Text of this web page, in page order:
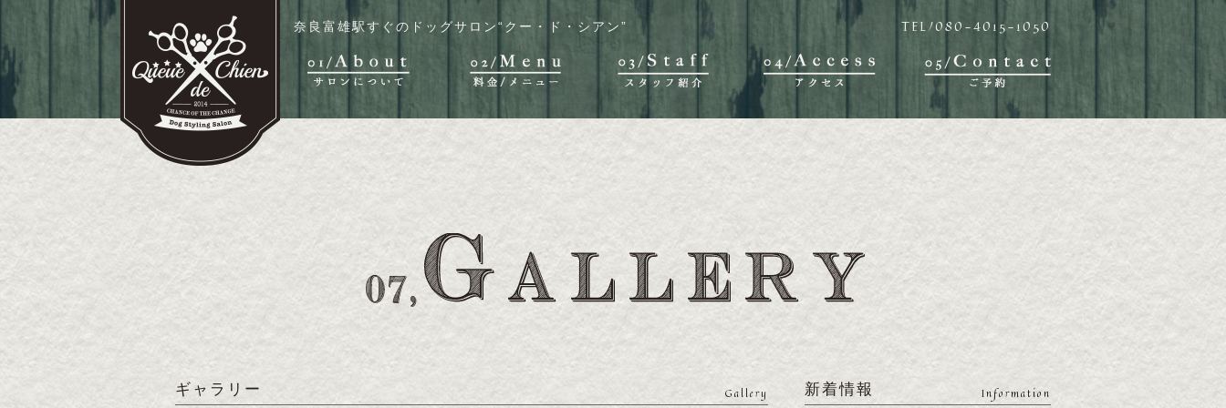
奈良富雄駅すぐのドッグサロン“クー・ド・シアン” TEL/080-4015-1050
ギャラリー Gallery 新着情報 Information